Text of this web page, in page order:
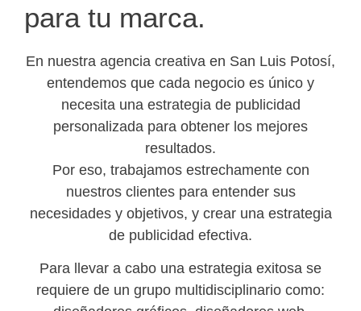
para tu marca.
En nuestra agencia creativa en San Luis Potosí,
entendemos que cada negocio es único y
necesita una estrategia de publicidad
personalizada para obtener los mejores
resultados.
Por eso, trabajamos estrechamente con
nuestros clientes para entender sus
necesidades y objetivos, y crear una estrategia
de publicidad efectiva.
Para llevar a cabo una estrategia exitosa se
requiere de un grupo multidisciplinario como: